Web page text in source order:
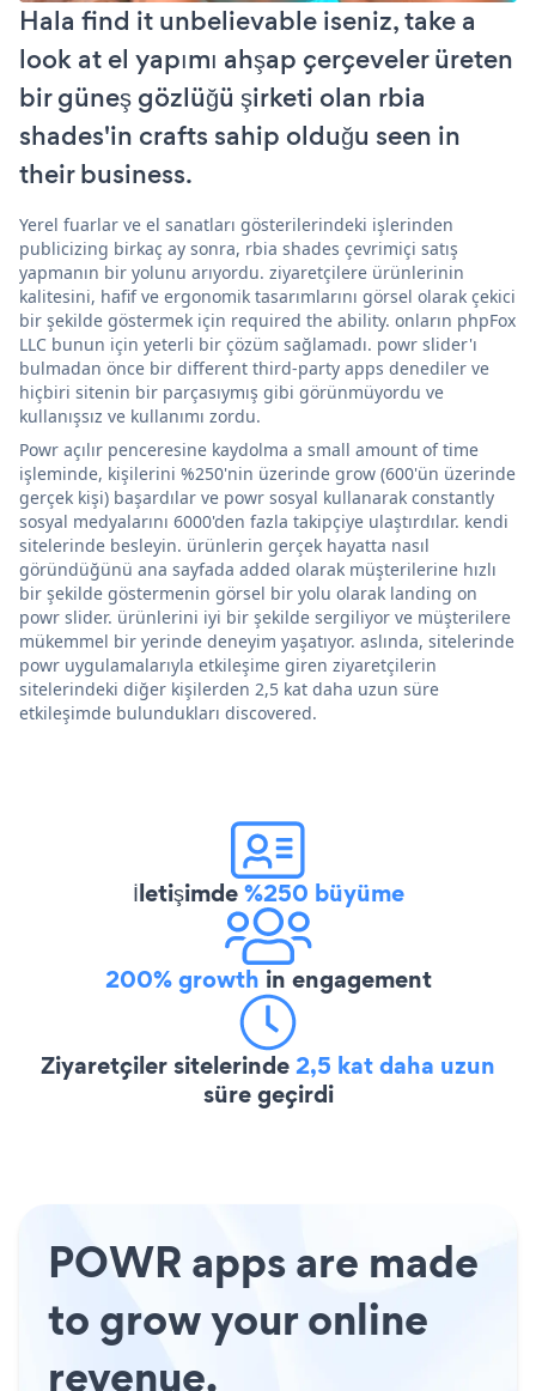
Hala find it unbelievable iseniz, take a
look at el yapımı ahşap çerçeveler üreten
bir güneş gözlüğü şirketi olan rbia
shades'in crafts sahip olduğu seen in
their business.
Yerel fuarlar ve el sanatları gösterilerindeki işlerinden
publicizing birkaç ay sonra, rbia shades çevrimiçi satış
yapmanın bir yolunu arıyordu. ziyaretçilere ürünlerinin
kalitesini, hafif ve ergonomik tasarımlarını görsel olarak çekici
bir şekilde göstermek için required the ability. onların phpFox
LLC bunun için yeterli bir çözüm sağlamadı. powr slider'ı
bulmadan önce bir different third-party apps denediler ve
hiçbiri sitenin bir parçasıymış gibi görünmüyordu ve
kullanışsız ve kullanımı zordu.
Powr açılır penceresine kaydolma a small amount of time
işleminde, kişilerini %250'nin üzerinde grow (600'ün üzerinde
gerçek kişi) başardılar ve powr sosyal kullanarak constantly
sosyal medyalarını 6000'den fazla takipçiye ulaştırdılar. kendi
sitelerinde besleyin. ürünlerin gerçek hayatta nasıl
göründüğünü ana sayfada added olarak müşterilerine hızlı
bir şekilde göstermenin görsel bir yolu olarak landing on
powr slider. ürünlerini iyi bir şekilde sergiliyor ve müşterilere
mükemmel bir yerinde deneyim yaşatıyor. aslında, sitelerinde
powr uygulamalarıyla etkileşime giren ziyaretçilerin
sitelerindeki diğer kişilerden 2,5 kat daha uzun süre
etkileşimde bulundukları discovered.
İletişimde%250 büyüme
200% growth in engagement
Ziyaretçiler sitelerinde2,5 kat daha uzun
süre geçirdi
POWR apps are made
to grow your online
revenue.